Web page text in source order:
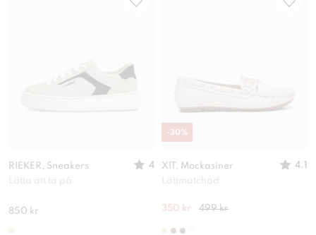
RIEKER, Sneakers
4
Lätta att ta på
850 kr
XIT, Mockasiner
4.1
Lättmatchad
350 kr 499 kr
-30%